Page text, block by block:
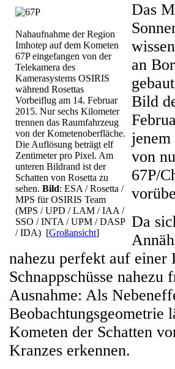
Nahaufnahme der Region
Imhotep auf dem Kometen
67P eingefangen von der
Telekamera des
Kamerasystems OSIRIS
während Rosettas
Vorbeiflug am 14. Februar
2015. Nur sechs Kilometer
trennen das Raumfahrzeug
von der Kometenoberfläche.
Die Auflösung beträgt elf
Zentimeter pro Pixel. Am
unteren Bildrand ist der
Schatten von Rosetta zu
sehen. Bild: ESA / Rosetta /
MPS für OSIRIS Team
(MPS / UPD / LAM / IAA /
SSO / INTA / UPM / DASP
/ IDA) [Großansicht]
Das
an
Bild
von
67P/
Da
nahezu perfekt auf einer
Schnappschüsse
Ausnahme: Als
Beobachtungsgeometrie
Kometen der Schatten
Kranzes erkennen.